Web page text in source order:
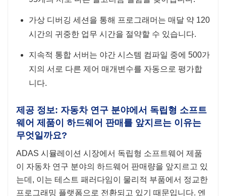
가상 디버깅 세션을 통해 프로그래머는 매달 약 120
시간의 귀중한 업무 시간을 절약할 수 있습니다.
지속적 통합 서버는 야간 시스템 컴파일 중에 500가
지의 서로 다른 제어 매개변수를 자동으로 평가합
니다.
제공 정보: 자동차 연구 분야에서 독립형 소프트
웨어 제품이 하드웨어 판매를 앞지르는 이유는
무엇일까요?
ADAS 시뮬레이션 시장에서 독립형 소프트웨어 제품
이 자동차 연구 분야의 하드웨어 판매량을 앞지르고 있
는데, 이는 테스트 패러다임이 물리적 부품에서 정교한
프로그래밍 플랫폼으로 전환되고 있기 때문입니다. 엔